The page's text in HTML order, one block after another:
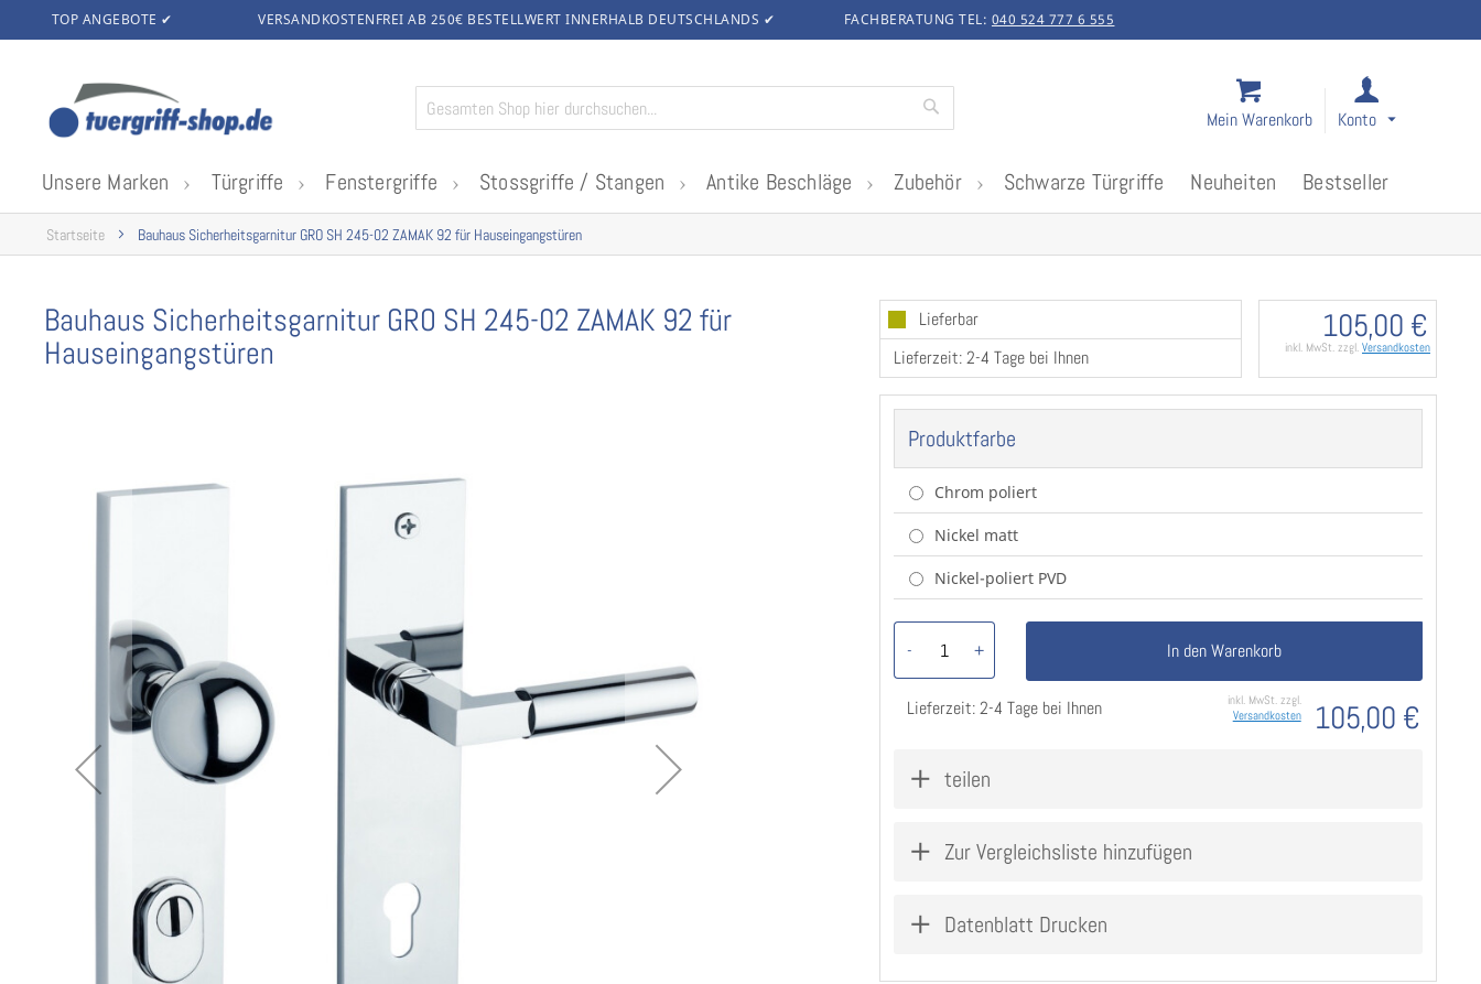
TOP ANGEBOTE ✔ VERSANDKOSTENFREI AB 250€ BESTELLWERT INNERHALB DEUTSCHLANDS ✔ FACHBERATUNG TEL: 040 524 777 6 555
Inhalt
springen
Konto
Mein Warenkorb
Suche
Unsere Marken Türgriffe Fenstergriffe Stossgriffe / Stangen Antike Beschläge Zubehör Schwarze Türgriffe Neuheiten Bestseller
Startseite Bauhaus Sicherheitsgarnitur GRO SH 245-02 ZAMAK 92 für Hauseingangstüren
Bauhaus Sicherheitsgarnitur GRO SH 245-02 ZAMAK 92 für
Hauseingangstüren
Lieferbar
Lieferzeit: 2-4 Tage bei Ihnen
105,00 €
inkl. MwSt. zzgl. Versandkosten
Produktfarbe
Chrom poliert
Nickel matt
Nickel-poliert PVD
- + In den Warenkorb
Lieferzeit: 2-4 Tage bei Ihnen 105,00 €
inkl. MwSt. zzgl.
Versandkosten
teilen
Zur Vergleichsliste hinzufügen
Datenblatt Drucken